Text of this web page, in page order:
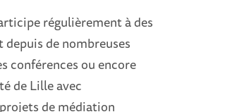
régulièrement à des
de nombreuses
conférences ou encore
de Lille avec
de médiation